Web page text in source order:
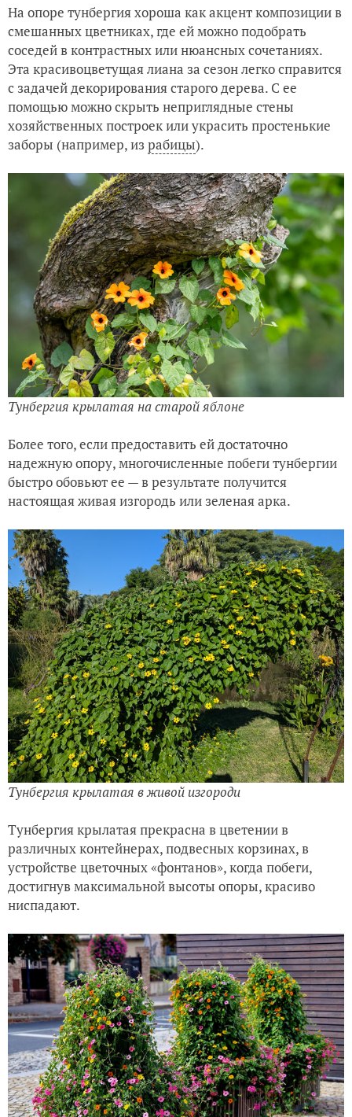
На опоре тунбергия хороша как акцент композиции в
смешанных цветниках, где ей можно подобрать
соседей в контрастных или нюансных сочетаниях.
Эта красивоцветущая лиана за сезон легко справится
с задачей декорирования старого дерева. С ее
помощью можно скрыть неприглядные стены
хозяйственных построек или украсить простенькие
заборы (например, из рабицы).
Тунбергия крылатая на старой яблоне
Более того, если предоставить ей достаточно
надежную опору, многочисленные побеги тунбергии
быстро обовьют ее — в результате получится
настоящая живая изгородь или зеленая арка.
Тунбергия крылатая в живой изгороди
Тунбергия крылатая прекрасна в цветении в
различных контейнерах, подвесных корзинах, в
устройстве цветочных «фонтанов», когда побеги,
достигнув максимальной высоты опоры, красиво
ниспадают.